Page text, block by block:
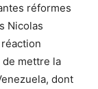
réformes
Nicolas
mettre la
dont